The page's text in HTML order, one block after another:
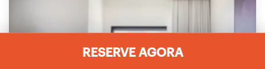
RESERVE AGORA